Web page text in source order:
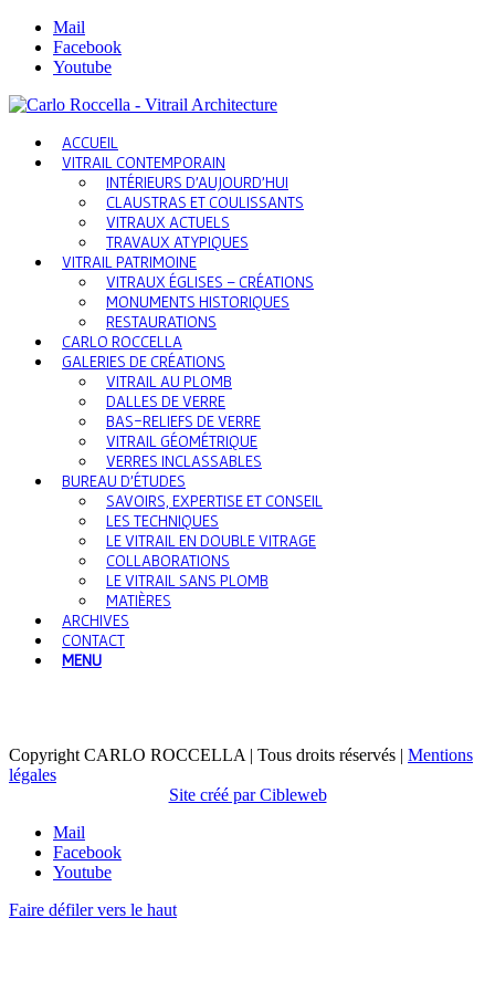
Mail
Facebook
Youtube
ACCUEIL
VITRAIL CONTEMPORAIN
INTÉRIEURS D’AUJOURD’HUI
CLAUSTRAS ET COULISSANTS
VITRAUX ACTUELS
TRAVAUX ATYPIQUES
VITRAIL PATRIMOINE
VITRAUX ÉGLISES – CRÉATIONS
MONUMENTS HISTORIQUES
RESTAURATIONS
CARLO ROCCELLA
GALERIES DE CRÉATIONS
VITRAIL AU PLOMB
DALLES DE VERRE
BAS-RELIEFS DE VERRE
VITRAIL GÉOMÉTRIQUE
VERRES INCLASSABLES
BUREAU D’ÉTUDES
SAVOIRS, EXPERTISE ET CONSEIL
LES TECHNIQUES
LE VITRAIL EN DOUBLE VITRAGE
COLLABORATIONS
LE VITRAIL SANS PLOMB
MATIÈRES
ARCHIVES
CONTACT
MENU
Copyright CARLO ROCCELLA | Tous droits réservés | Mentions
légales
Site créé par Cibleweb
Mail
Facebook
Youtube
Faire défiler vers le haut